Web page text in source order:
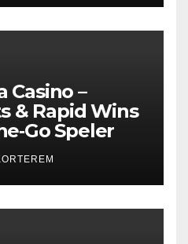
Casino –
& Rapid Wins
Speler